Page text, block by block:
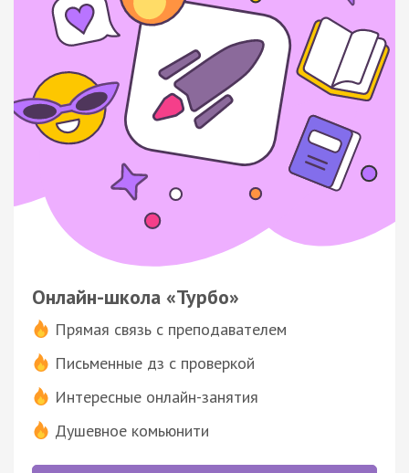
Онлайн-школа «Турбо»
Прямая связь с преподавателем
Письменные дз с проверкой
Интересные онлайн-занятия
Душевное комьюнити